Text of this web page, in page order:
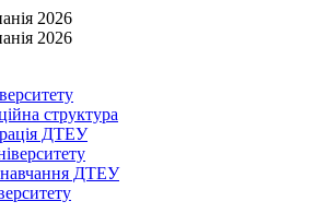
2026
2026
структура
ДТЕУ
навчання ДТЕУ